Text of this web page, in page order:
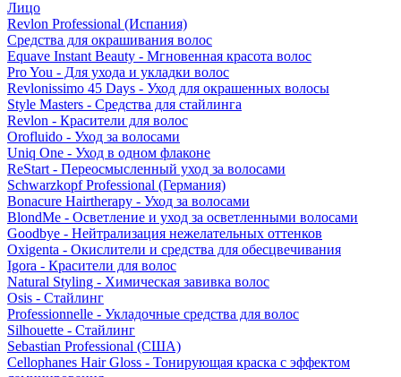
Лицо
Revlon Professional (Испания)
Средства для окрашивания волос
Equave Instant Beauty - Мгновенная красота волос
Pro You - Для ухода и укладки волос
Revlonissimo 45 Days - Уход для окрашенных волосы
Style Masters - Средства для стайлинга
Revlon - Красители для волос
Orofluido - Уход за волосами
Uniq One - Уход в одном флаконе
ReStart - Переосмысленный уход за волосами
Schwarzkopf Professional (Германия)
Bonacure Hairtherapy - Уход за волосами
BlondMe - Осветление и уход за осветленными волосами
Goodbye - Нейтрализация нежелательных оттенков
Oxigenta - Окислители и средства для обесцвечивания
Igora - Красители для волос
Natural Styling - Химическая завивка волос
Osis - Стайлинг
Professionnelle - Укладочные средства для волос
Silhouette - Стайлинг
Sebastian Professional (США)
Cellophanes Hair Gloss - Тонирующая краска с эффектом